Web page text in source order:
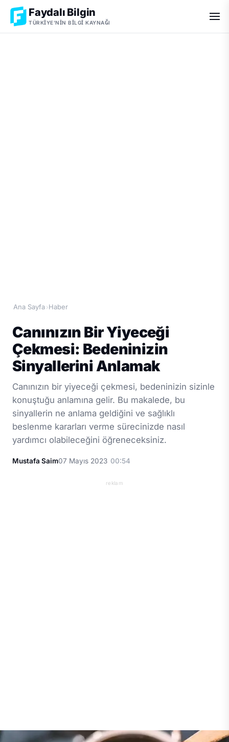
Faydalı Bilgin
TÜRKIYE'NIN BILGI KAYNAĞI
Ana Sayfa ›Haber
Canınızın Bir Yiyeceği
Çekmesi: Bedeninizin
Sinyallerini Anlamak
Canınızın bir yiyeceği çekmesi, bedeninizin sizinle
konuştuğu anlamına gelir. Bu makalede, bu
sinyallerin ne anlama geldiğini ve sağlıklı
beslenme kararları verme sürecinizde nasıl
yardımcı olabileceğini öğreneceksiniz.
Mustafa Saim07 Mayıs 2023 00:54
reklam